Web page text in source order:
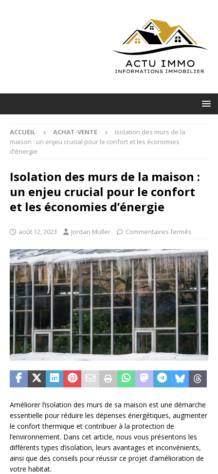
ACCUEIL ACHAT-VENTE
Isolation des murs de la
maison : un enjeu crucial pour le confort et les économies
d’énergie
Isolation des murs de la maison :
un enjeu crucial pour le confort
et les économies d’énergie
août 12, 2023 Jordan Muller Commentaires fermés
Améliorer l’isolation des murs de sa maison est une démarche
essentielle pour réduire les dépenses énergétiques, augmenter
le confort thermique et contribuer à la protection de
l’environnement. Dans cet article, nous vous présentons les
différents types d’isolation, leurs avantages et inconvénients,
ainsi que des conseils pour réussir ce projet d’amélioration de
votre habitat.